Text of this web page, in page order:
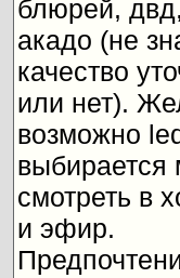
блюрей,
акадо (не
качество
или нет).
возможно
смотреть в
и эфир.